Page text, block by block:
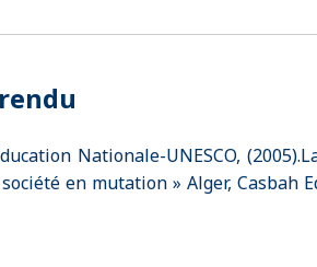
Nationale-UNESCO,
en mutation » Alger, Casbah